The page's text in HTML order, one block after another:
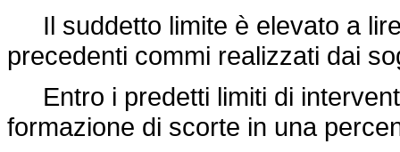
Il suddetto limite è elevato a
precedenti commi realizzati dai
Entro i predetti limiti di
formazione di scorte in una